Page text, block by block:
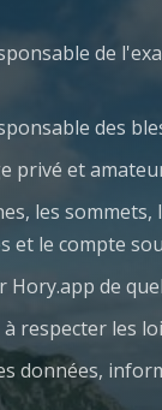
de
des
privé et
les sommets,
le compte
de
respecter les
données,